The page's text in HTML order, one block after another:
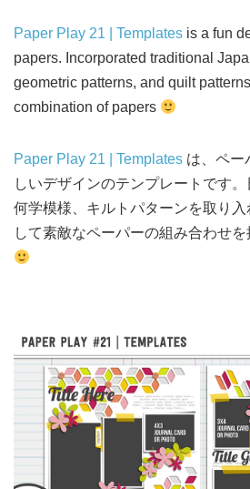
Paper Play 21 | Templates is a fun
papers. Incorporated traditional
geometric patterns, and quilt
combination of papers
Paper Play 21 | Templates は、ペー
しいデザインのテンプレートです
何学模様、キルトパターンを取り
して素敵なペーパーの組み合わせ